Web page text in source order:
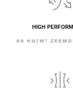
HIGH
60 KG/M³